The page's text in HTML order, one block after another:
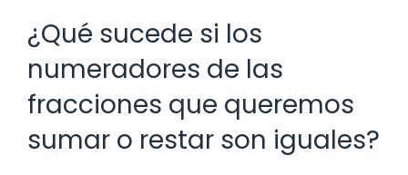
¿Qué sucede si los
numeradores de las
fracciones que queremos
sumar o restar son iguales?